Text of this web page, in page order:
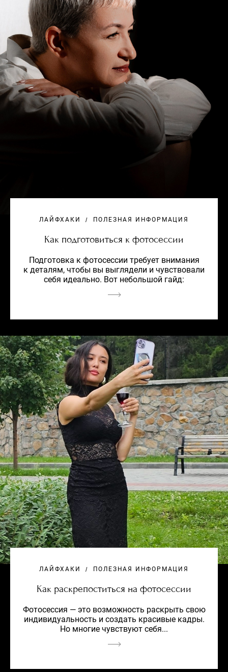
ЛАЙФХАКИ ПОЛЕЗНАЯ ИНФОРМАЦИЯ
Как подготовиться к фотосессии
Подготовка к фотосессии требует внимания
к деталям, чтобы вы выглядели и чувствовали
себя идеально. Вот небольшой гайд:
ЛАЙФХАКИ ПОЛЕЗНАЯ ИНФОРМАЦИЯ
Как раскрепоститься на фотосессии
Фотосессия — это возможность раскрыть свою
индивидуальность и создать красивые кадры.
Но многие чувствуют себя...